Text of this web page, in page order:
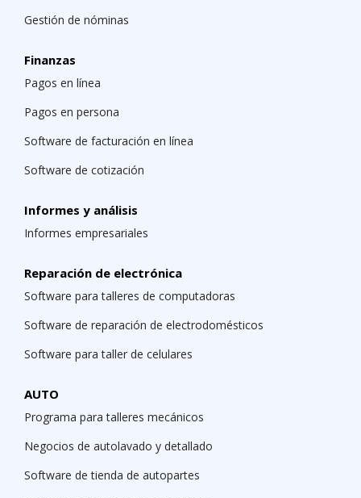
Gestión de nóminas
Finanzas
Pagos en línea
Pagos en persona
Software de facturación en línea
Software de cotización
Informes y análisis
Informes empresariales
Reparación de electrónica
Software para talleres de computadoras
Software de reparación de electrodomésticos
Software para taller de celulares
AUTO
Programa para talleres mecánicos
Negocios de autolavado y detallado
Software de tienda de autopartes